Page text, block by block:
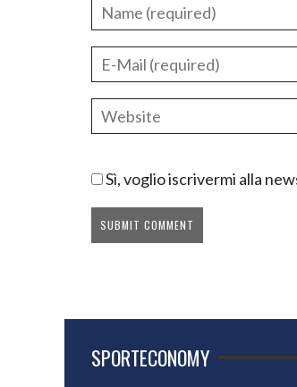
Sì, voglio iscrivermi alla
SPORTECONOMY